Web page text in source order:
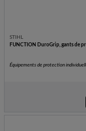
STIHL
FUNCTION DuroGrip, gants de
Équipements de protection